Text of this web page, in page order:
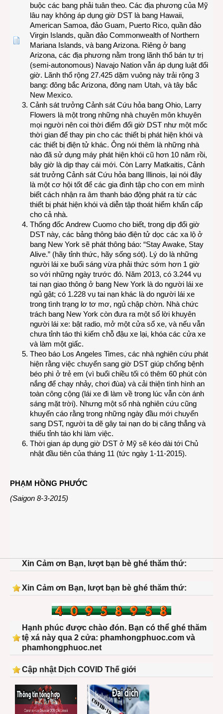
buộc các bang phải tuân theo. Các địa phương của Mỹ
lâu nay không áp dụng giờ DST là bang Hawaii,
American Samoa, đảo Guam, Puerto Rico, quần đảo
Virgin Islands, quần đảo Commonwealth of Northern
Mariana Islands, và bang Arizona. Riêng ở bang
Arizona, các địa phương nằm trong lãnh thổ bán tự trị
(semi-autonomous) Navajo Nation vẫn áp dụng luật đổi
giờ. Lãnh thổ rộng 27.425 dặm vuông này trải rộng 3
bang: đông bắc Arizona, đông nam Utah, và tây bắc
New Mexico.
Cảnh sát trưởng Cảnh sát Cứu hỏa bang Ohio, Larry
Flowers là một trong những nhà chuyên môn khuyên
mọi người nên coi thời điểm đổi giờ DST như một mốc
thời gian để thay pin cho các thiết bị phát hiện khói và
các thiết bị điện tử khác. Ông nói thêm là những nhà
nào đã sử dụng máy phát hiện khói cũ hơn 10 năm rồi,
bây giờ là dịp thay cái mới. Còn Larry Matkaitis, Cảnh
sát trưởng Cảnh sát Cứu hỏa bang Illinois, lại nói đây
là một cơ hội tốt để các gia đình tập cho con em mình
biết cách nhận ra âm thanh báo động phát ra từ các
thiết bị phát hiện khói và diễn tập thoát hiểm khẩn cấp
cho cả nhà.
Thống đốc Andrew Cuomo cho biết, trong dịp đổi giờ
DST này, các bảng thông báo điện tử dọc các xa lộ ở
bang New York sẽ phát thông báo: “Stay Awake, Stay
Alive.” (hãy tỉnh thức, hãy sống sót). Lý do là những
người lái xe buổi sáng vừa phải thức sớm hơn 1 giờ
so với những ngày trước đó. Năm 2013, có 3.244 vụ
tai nạn giao thông ở bang New York là do người lái xe
ngủ gật; có 1.228 vụ tai nạn khác là do người lái xe
trong tình trạng lơ tơ mơ, ngủ chập chờn. Nhà chức
trách bang New York còn đưa ra một số lời khuyên
người lái xe: bật radio, mở một cửa sổ xe, và nếu vẫn
chưa tỉnh táo thì kiếm chỗ đậu xe lại, khóa các cửa xe
và làm một giấc.
Theo báo Los Angeles Times, các nhà nghiên cứu phát
hiện rằng việc chuyển sang giờ DST giúp chống bệnh
béo phì ở trẻ em (vì buổi chiều tối có thêm 60 phút còn
nắng để chạy nhảy, chơi đùa) và cải thiện tình hình an
toàn công cộng (lái xe đi làm về trong lúc vẫn còn ánh
sáng mặt trời). Nhưng một số nhà nghiên cứu cũng
khuyến cáo rằng trong những ngày đầu mới chuyển
sang DST, người ta dẽ gây tai nạn do bị căng thẳng và
thiếu tỉnh táo khi làm việc.
Thời gian áp dụng giờ DST ở Mỹ sẽ kéo dài tới Chủ
nhật đầu tiên của tháng 11 (tức ngày 1-11-2015).
PHẠM HỒNG PHƯỚC
(Saigon 8-3-2015)
Xin Cảm ơn Bạn, lượt bạn bè ghé thăm thứ:
Xin Cảm ơn Bạn, lượt bạn bè ghé thăm thứ:
Hạnh phúc được chào đón. Bạn có thể ghé thăm
tệ xá này qua 2 cửa: phamhongphuoc.com và
phamhongphuoc.net
Cập nhật Dịch COVID Thế giới